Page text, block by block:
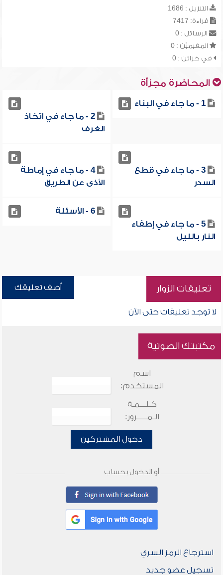
التنزيل : 1686
قراءة: 7417
الرسائل : 0
المقيميّن : 0
في خزائن : 0
المحاضرة مجزأة
1 - ما جاء في البناء
2 - ما جاء في اتخاذ
الغرف
3 - ما جاء في قطع
السدر
4 - ما جاء في إماطة
الأذى عن الطريق
5 - ما جاء في إطفاء
النار بالليل
6 - الأسئلة
تعليقات الزوار أضف تعليقك
لا توجد تعليقات حتى الآن
مكتبتك الصوتية
اسم
المستخدم:
كـلـــمـة
الـمـــــرور:
دخول المشتركين
أو الدخول بحساب
استرجاع الرمز السري
تسجيل عضو جديد